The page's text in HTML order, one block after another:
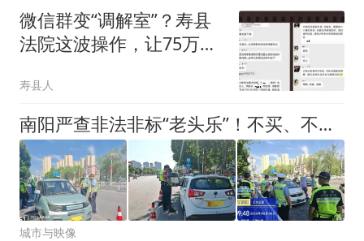
微信群变“调解室”？寿县
法院这波操作，让75万余
寿县人
南阳严查非法非标“老头乐”！不买、不开、不乘坐！
城市与映像